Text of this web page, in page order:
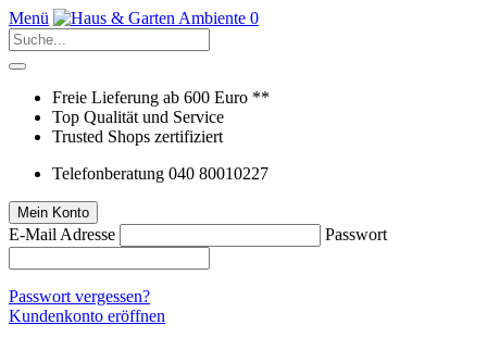
Menü 0
Freie Lieferung ab 600 Euro **
Top Qualität und Service
Trusted Shops zertifiziert
Telefonberatung 040 80010227
Mein Konto
E-Mail Adresse Passwort
Passwort vergessen?
Kundenkonto eröffnen